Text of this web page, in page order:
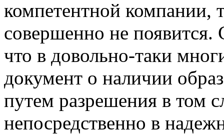
компетентной компании,
совершенно не появится.
что в довольно-таки
документ о наличии
путем разрешения в том
непосредственно в